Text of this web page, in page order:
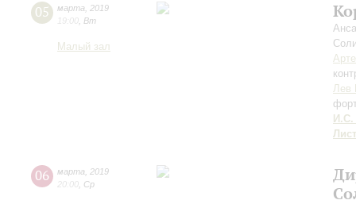
05 марта
2019
19:00 Вт
Малый зал
Лев
И.С.
Лист
06 марта
2019
20:00 Ср